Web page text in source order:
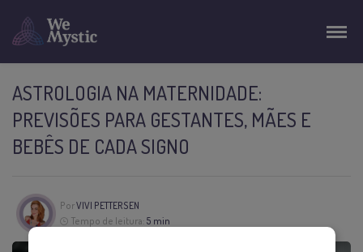
ASTROLOGIA NA MATERNIDADE:
PREVISÕES PARA GESTANTES, MÃES E
BEBÊS DE CADA SIGNO
PorVIVI PETTERSEN
Tempo de leitura: 5 min